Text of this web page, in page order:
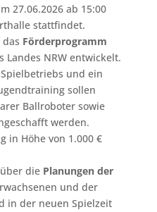
27.06.2026 ab 15:00
stattfindet.
Förderprogramm
Landes NRW entwickelt.
und ein
sollen
Ballroboter sowie
werden.
in Höhe von 1.000 €
die Planungen der
und der
in der neuen Spielzeit